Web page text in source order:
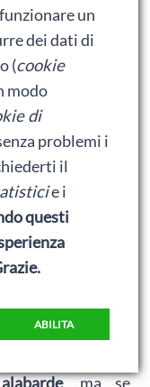
4 cm ha sconfitto
anelli spezzati,
l’imbottitura
gli strati di
sequenza: 100 J
160
il ventiseisimo).
una resistenza
Aggiungendo
al bersaglio
servano
, ma se
un
dei dati di
(cookie
modo
di
problemi i
il
e i
questi
ABILITA